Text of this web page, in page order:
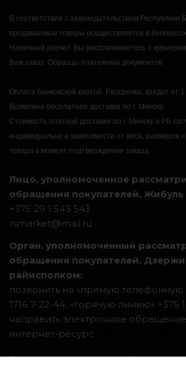
В соответствии с законодательством Республики
продаваемые товары осуществляется в
Наличный расчет. Вы расплачиваетесь с
Вам заказ. Образцы платежных документов
Оплата банковской картой. Рассрочка, кредит от
Возможна бесплатная доставка по г. Минску.
Стоимость платной доставки по г. Минску и РБ
индивидуально в зависимости от веса, размеров
товара в момент подтверждения заказа.
Лицо, уполномоченное
обращения покупателей, Жибуль
+375 29 1 543 543
rsmarket@mail.ru
Орган, уполномоченный
обращения покупателей,
райисполком:
позвонить на «прямую телефонную
1716 7-22-44, «горячую линию» +375
направить электронное
интернет-ресурс
.
Система интернет-магазинов beseller